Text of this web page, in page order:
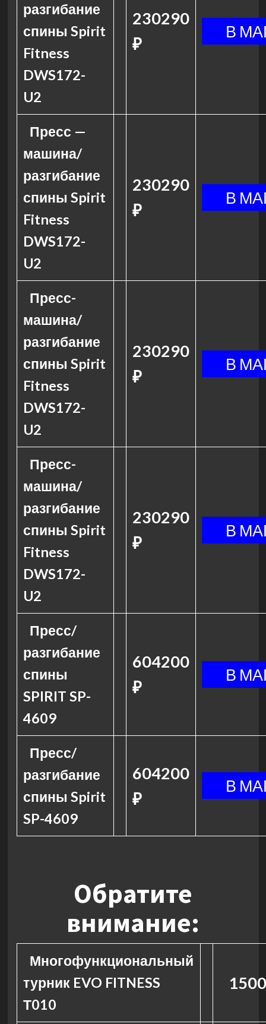
разгибание
спины Spirit
Fitness
DWS172-
U2
230290
₽
Пресс —
машина/
разгибание
спины Spirit
Fitness
DWS172-
U2
230290
₽
Пресс-
машина/
разгибание
спины Spirit
Fitness
DWS172-
U2
230290
₽
Пресс-
машина/
разгибание
спины Spirit
Fitness
DWS172-
U2
230290
₽
Пресс/
разгибание
спины
SPIRIT SP-
4609
604200
₽
Пресс/
разгибание
спины Spirit
SP-4609
604200
₽
Обратите
внимание:
Многофункциональный
турник EVO FITNESS
Т010